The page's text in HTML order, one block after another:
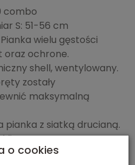
combo
S: 51-56 cm
wielu gęstości
oraz ochrone.
shell, wentylowany.
zostały
maksymalną
z siatką drucianą.
o cookies